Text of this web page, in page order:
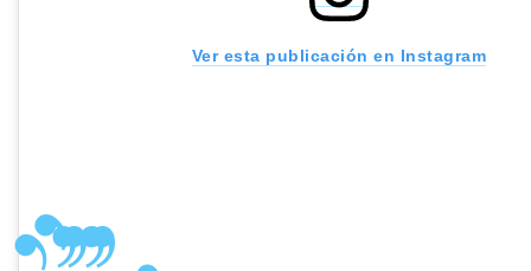
Ver esta publicación en Instagram